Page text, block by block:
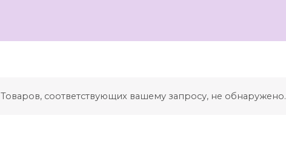
Товаров, соответствующих вашему запросу, не обнаружено.